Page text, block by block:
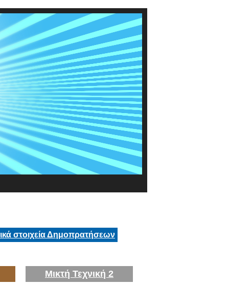
στοιχεία Δημοπρατήσεων
Μικτή Τεχνική 2